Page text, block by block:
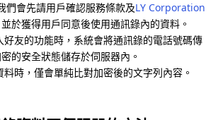
們會先請用戶確認服務條款及LY Corporation
於獲得用戶同意後使用通訊錄內的資料。
好友的功能時，系統會將通訊錄的電話號碼傳
的安全狀態儲存於伺服器內。
料時，僅會單純比對加密後的文字列內容。